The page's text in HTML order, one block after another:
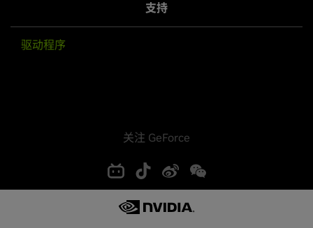
支持
驱动程序
关注 GeForce